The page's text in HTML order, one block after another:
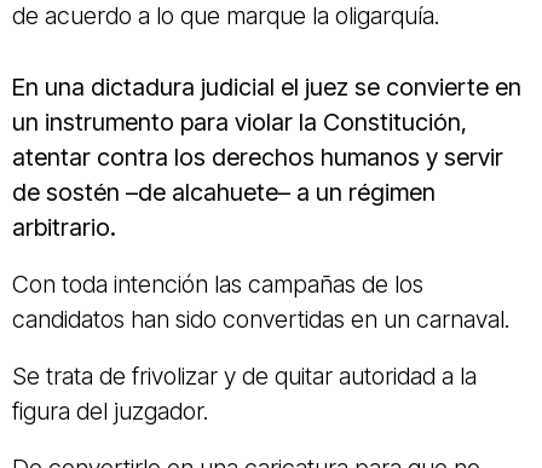
de acuerdo a lo que marque la oligarquía.
En una dictadura judicial el juez se convierte en
un instrumento para violar la Constitución,
atentar contra los derechos humanos y servir
de sostén –de alcahuete– a un régimen
arbitrario.
Con toda intención las campañas de los
candidatos han sido convertidas en un carnaval.
Se trata de frivolizar y de quitar autoridad a la
figura del juzgador.